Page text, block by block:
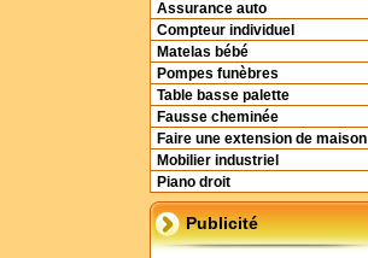
Assurance auto
Compteur individuel
Matelas bébé
Pompes funèbres
Table basse palette
Fausse cheminée
Faire une extension de maison
Mobilier industriel
Piano droit
Publicité